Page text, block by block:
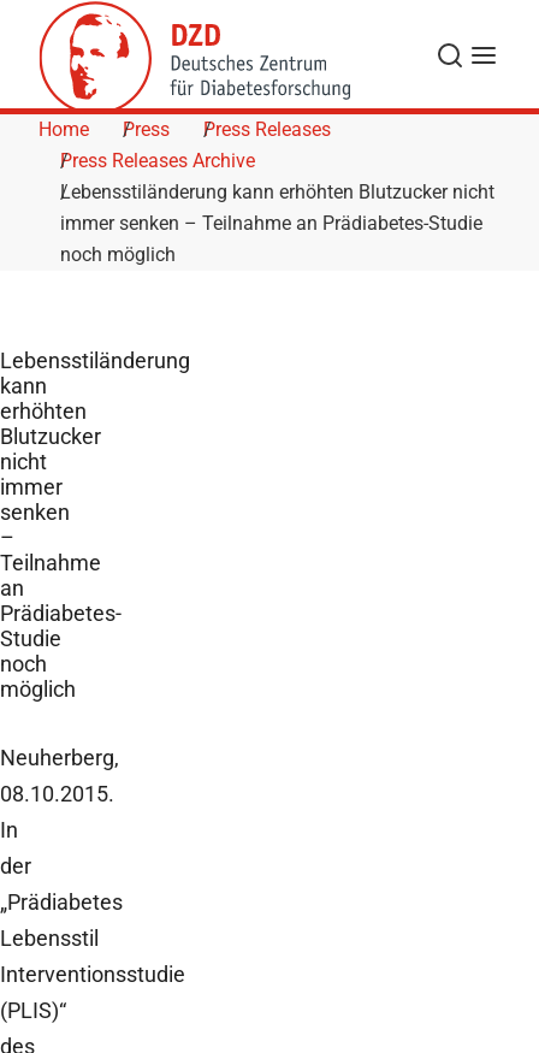
Skip to Content
Search
Menu
Home Press
Press Releases
Press Releases Archive
Lebensstiländerung kann erhöhten Blutzucker nicht
immer senken – Teilnahme an Prädiabetes-Studie
noch möglich
Lebensstiländerung
kann
erhöhten
Blutzucker
nicht
immer
senken
–
Teilnahme
an
Prädiabetes-
Studie
noch
möglich
Neuherberg,
08.10.2015.
In
der
„Prädiabetes
Lebensstil
Interventionsstudie
(PLIS)“
des